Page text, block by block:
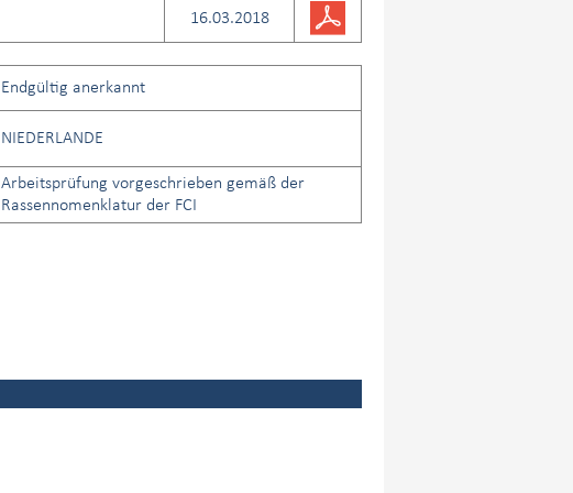
16.03.2018
Endgültig anerkannt
NIEDERLANDE
Arbeitsprüfung vorgeschrieben gemäß der
Rassennomenklatur der FCI